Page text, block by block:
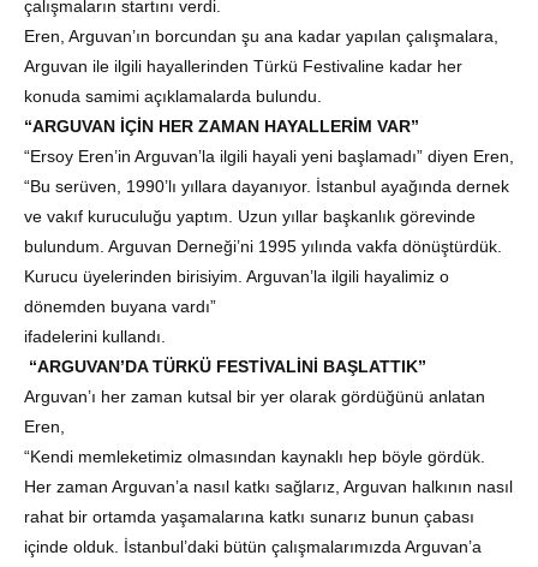
çalışmaların startını verdi.
Eren, Arguvan’ın borcundan şu ana kadar yapılan çalışmalara,
Arguvan ile ilgili hayallerinden Türkü Festivaline kadar her
konuda samimi açıklamalarda bulundu.
“ARGUVAN İÇİN HER ZAMAN HAYALLERİM VAR”
“Ersoy Eren’in Arguvan’la ilgili hayali yeni başlamadı” diyen Eren,
“Bu serüven, 1990’lı yıllara dayanıyor. İstanbul ayağında dernek
ve vakıf kuruculuğu yaptım. Uzun yıllar başkanlık görevinde
bulundum. Arguvan Derneği’ni 1995 yılında vakfa dönüştürdük.
Kurucu üyelerinden birisiyim. Arguvan’la ilgili hayalimiz o
dönemden buyana vardı”
ifadelerini kullandı.
“ARGUVAN’DA TÜRKÜ FESTİVALİNİ BAŞLATTIK”
Arguvan’ı her zaman kutsal bir yer olarak gördüğünü anlatan
Eren,
“Kendi memleketimiz olmasından kaynaklı hep böyle gördük.
Her zaman Arguvan’a nasıl katkı sağlarız, Arguvan halkının nasıl
rahat bir ortamda yaşamalarına katkı sunarız bunun çabası
içinde olduk. İstanbul’daki bütün çalışmalarımızda Arguvan’a